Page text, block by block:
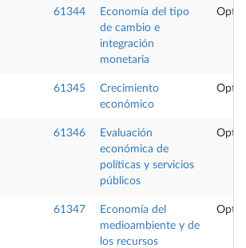
61344
Economía del tipo
de cambio e
integración
monetaria
61345
Crecimiento
económico
61346
Evaluación
económica de
políticas y servicios
públicos
61347
Economía del
medioambiente y de
los recursos